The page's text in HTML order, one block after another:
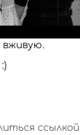
ссылкой